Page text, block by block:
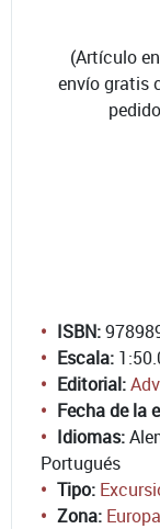
(Artículo
envío gratis
ISBN:
Escala:
Editorial:
Fecha de la
Idiomas:
Portugués
Tipo:
Zona: